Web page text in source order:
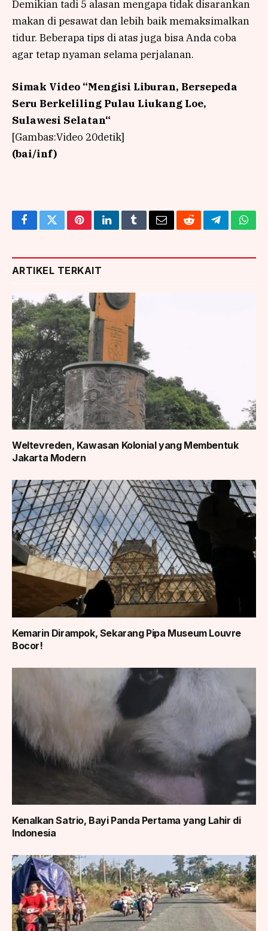
Demikian tadi 5 alasan mengapa tidak disarankan
makan di pesawat dan lebih baik memaksimalkan
tidur. Beberapa tips di atas juga bisa Anda coba
agar tetap nyaman selama perjalanan.
Simak Video “Mengisi Liburan, Bersepeda
Seru Berkeliling Pulau Liukang Loe,
Sulawesi Selatan“
[Gambas:Video 20detik]
(bai/inf)
FacebookTwitterPinterestLinkedInTumblrEmailRedditTelegram
ARTIKEL TERKAIT
Weltevreden, Kawasan Kolonial yang Membentuk
Jakarta Modern
Kemarin Dirampok, Sekarang Pipa Museum Louvre
Bocor!
Kenalkan Satrio, Bayi Panda Pertama yang Lahir di
Indonesia